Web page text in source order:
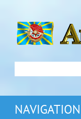
NAVIGATION